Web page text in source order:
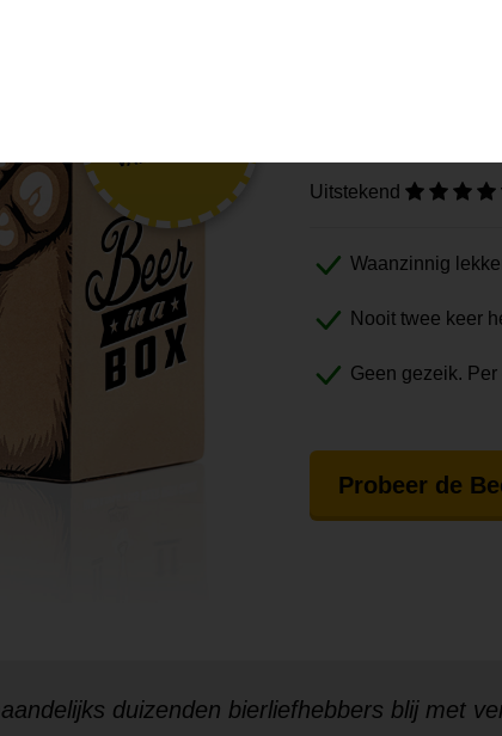
De #1
Uitstekend
Waanzinnig
Nooit twee keer
Geen gezeik.
Probeer de
duizenden bierliefhebbers blij met